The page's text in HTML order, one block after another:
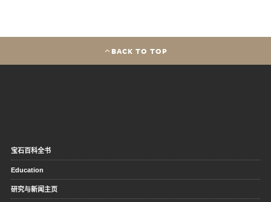
BACK TO TOP
宝石百科全书
Education
研究与新闻主页